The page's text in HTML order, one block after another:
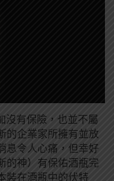
有保險，也並不屬
的企業家所擁有並放
息令人心痛，但幸好
的神）有保佑酒瓶完
裝在酒瓶中的伏特